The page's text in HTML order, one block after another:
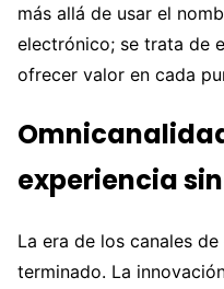
más allá de usar el
electrónico; se trata de
ofrecer valor en cada
experiencia
La era de los canales
terminado. La